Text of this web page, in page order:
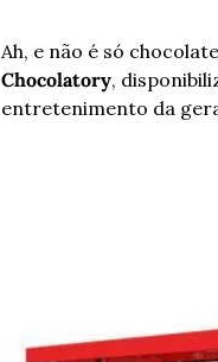
Ah, e não é só
Chocolatory,
entretenimento da